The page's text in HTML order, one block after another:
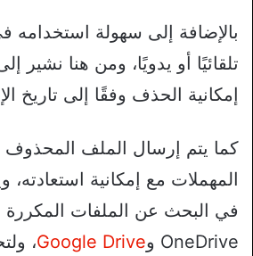
بالإضافة إلى سهولة استخدامه
تلقائيًا أو يدويًا، ومن هنا نشير
إمكانية الحذف وفقًا إلى تاريخ
كما يتم إرسال الملف
المهملات مع إمكانية
OneDrive و
Google Drive،